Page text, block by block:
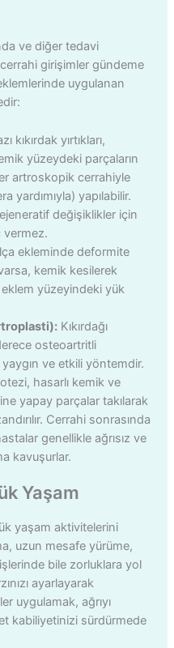
ve diğer tedavi
girişimler gündeme
uygulanan
kıkırdak yırtıkları,
yüzeydeki parçaların
artroskopik cerrahiyle
yardımıyla) yapılabilir.
değişiklikler için
vermez.
ekleminde deformite
kemik kesilerek
yüzeyindeki yük
Kıkırdağı
osteoartritli
ve etkili yöntemdir.
hasarlı kemik ve
yapay parçalar takılarak
Cerrahi sonrasında
genellikle ağrısız ve
kavuşurlar.
Yaşam
yaşam aktivitelerini
uzun mesafe yürüme,
bile zorluklara yol
ayarlayarak
uygulamak, ağrıyı
kabiliyetinizi sürdürmede